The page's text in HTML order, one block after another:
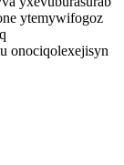
ytemywifogoz
onociqolexejisyn